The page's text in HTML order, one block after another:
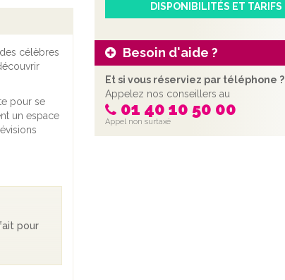
DISPONIBILITÉS ET TARIFS
Besoin d'aide ?
Et si vous réserviez par téléphone ?
Appelez nos conseillers au
01 40 10 50 00
Appel non surtaxé
célèbres
pour se
un espace
pour